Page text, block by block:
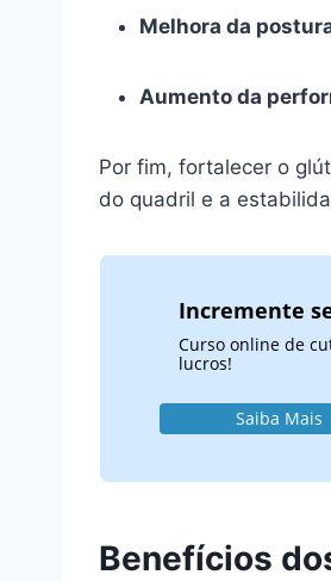
Melhora da
Aumento da
Por fim, fortalecer o
do quadril e a
Incremente
Curso online de
lucros!
Saiba Mais
Benefícios